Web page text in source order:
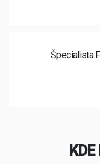
Špecialista